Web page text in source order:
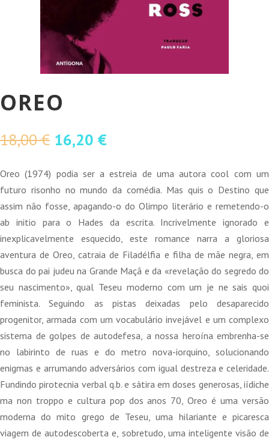
OREO
18,00€ O
original
era:
18,00 €.
16,20 €O
atual
é:
16,20 €.
Oreo (1974) podia ser a estreia de uma autora cool com um
futuro risonho no mundo da comédia. Mas quis o Destino que
assim não fosse, apagando-o do Olimpo literário e remetendo-o
ab initio para o Hades da escrita. Incrivelmente ignorado e
inexplicavelmente esquecido, este romance narra a gloriosa
aventura de Oreo, catraia de Filadélfia e filha de mãe negra, em
busca do pai judeu na Grande Maçã e da «revelação do segredo do
seu nascimento», qual Teseu moderno com um je ne sais quoi
feminista. Seguindo as pistas deixadas pelo desaparecido
progenitor, armada com um vocabulário invejável e um complexo
sistema de golpes de autodefesa, a nossa heroína embrenha-se
no labirinto de ruas e do metro nova-iorquino, solucionando
enigmas e arrumando adversários com igual destreza e celeridade.
Fundindo pirotecnia verbal q.b. e sátira em doses generosas, iídiche
ma non troppo e cultura pop dos anos 70, Oreo é uma versão
moderna do mito grego de Teseu, uma hilariante e picaresca
viagem de autodescoberta e, sobretudo, uma inteligente visão de